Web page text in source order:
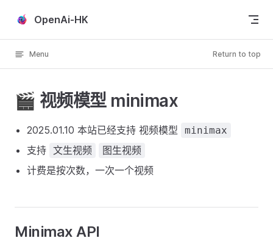
Skip to content
OpenAi-HK
Menu Return to top
🎬 视频模型 minimax
2025.01.10 本站已经支持 视频模型 minimax
支持 文生视频 图生视频
计费是按次数，一次一个视频
Minimax API